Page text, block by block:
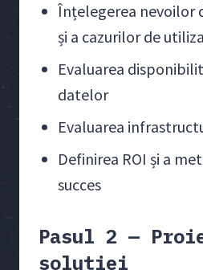
Înțelegerea nevoilor
și a cazurilor de
Evaluarea
datelor
Evaluarea
Definirea ROI și a
succes
Pasul 2 —
soluției